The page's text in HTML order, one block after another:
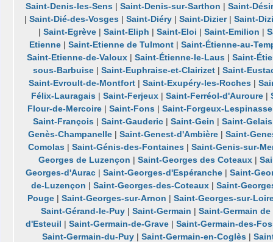
Saint-Denis-les-Sens |Saint-Denis-sur-Sarthon |Saint-
|Saint-Dié-des-Vosges |Saint-Diéry |Saint-Dizier|Saint-
| Saint-Egrève| Saint-Eliph | Saint-Eloi | Saint-Emilion |
Etienne |Saint-Etienne de Tulmont |Saint-Étienne-au-
Saint-Etienne-de-Valoux| Saint-Étienne-le-Laus| Saint-
sous-Barbuise |Saint-Euphraise-et-Clairizet |Saint-
Saint-Evroult-de-Montfort| Saint-Exupéry-les-Roches|
Félix-Lauragais| Saint-Ferjeux| Saint-Ferréol-d'Auroure|
Flour-de-Mercoire |Saint-Fons |Saint-Forgeux-Lespinasse
Saint-François| Saint-Gauderic| Saint-Gein | Saint-Gelais
Genès-Champanelle| Saint-Genest-d'Ambière| Saint-
Comolas| Saint-Génis-des-Fontaines| Saint-Genis-sur-
Georges de Luzençon |Saint-Georges des Coteaux |
Georges-d'Aurac| Saint-Georges-d'Espéranche| Saint-
de-Luzençon | Saint-Georges-des-Coteaux| Saint-
Pouge |Saint-Georges-sur-Arnon |Saint-Georges-sur-
Saint-Gérand-le-Puy |Saint-Germain |Saint-Germain
d'Esteuil | Saint-Germain-de-Grave| Saint-Germain-des-
Saint-Germain-du-Puy |Saint-Germain-en-Coglès |